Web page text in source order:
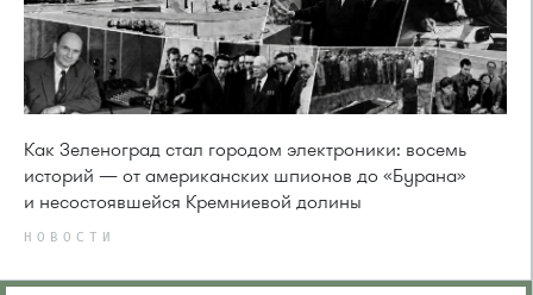
Как Зеленоград стал городом электроники: восемь
историй — от американских шпионов до «Бурана»
и несостоявшейся Кремниевой долины
НОВОСТИ